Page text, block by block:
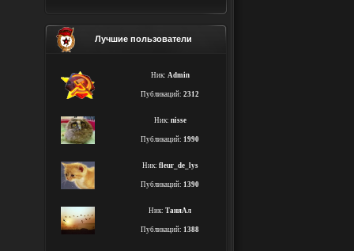
Лучшие пользователи
Ник: Admin
Публикаций: 2312
Ник: nisse
Публикаций: 1990
Ник: fleur_de_lys
Публикаций: 1390
Ник: ТаняАл
Публикаций: 1388